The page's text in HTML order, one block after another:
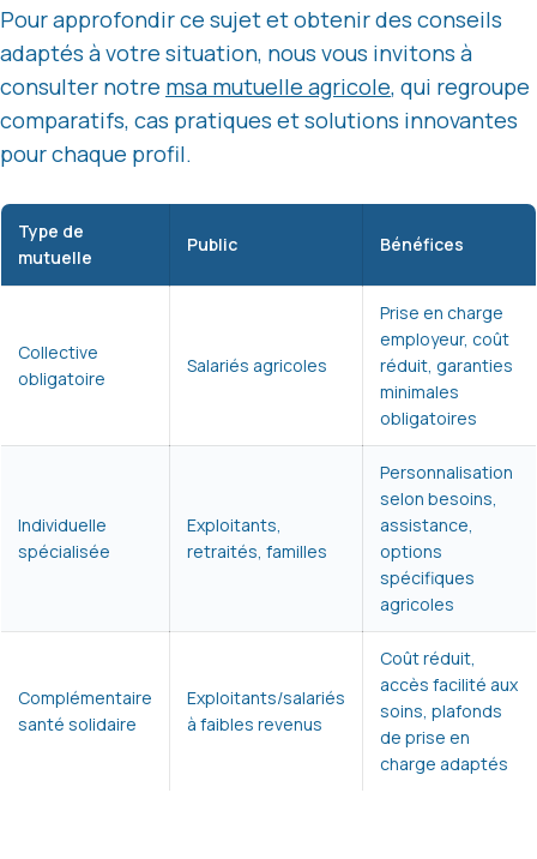
Pour approfondir ce sujet et obtenir des conseils
adaptés à votre situation, nous vous invitons à
consulter notre msa mutuelle agricole, qui regroupe
comparatifs, cas pratiques et solutions innovantes
pour chaque profil.
Type de
mutuelle
Public Bénéfices
Collective
obligatoire
Salariés agricoles
Prise en charge
employeur, coût
réduit, garanties
minimales
obligatoires
Individuelle
spécialisée
Exploitants,
retraités, familles
Personnalisation
selon besoins,
assistance,
options
spécifiques
agricoles
Complémentaire
santé solidaire
Exploitants/salariés
à faibles revenus
Coût réduit,
accès facilité aux
soins, plafonds
de prise en
charge adaptés